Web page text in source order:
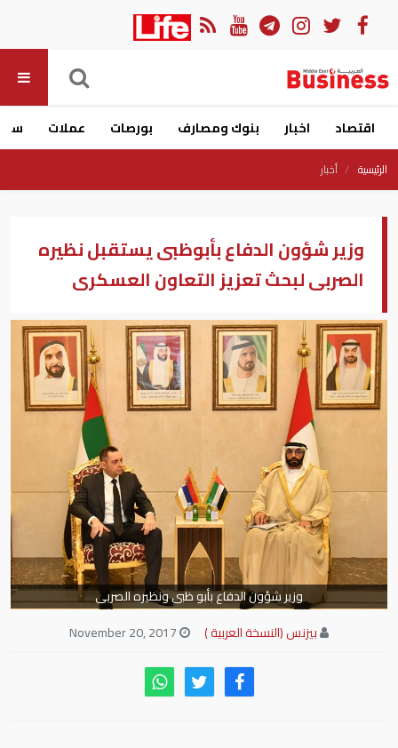
اقتصاد اخبار بنوك ومصارف بورصات عملات
الرئيسية أخبار
وزير شؤون الدفاع بأبوظبى يستقبل نظيره
الصربى لبحث تعزيز التعاون العسكرى
وزير شؤون الدفاع بأبو ظبى ونظيره الصربى
بيزنس (النسخة العربية )